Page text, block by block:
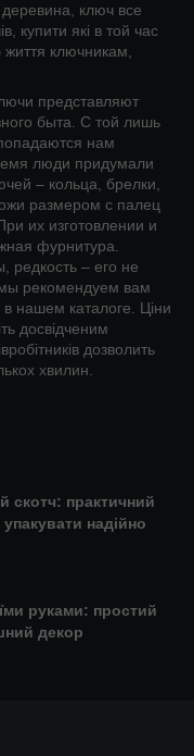
деревина, ключ все
купити які в той час
ключникам,
представляют
быта. С той лишь
нам
люди придумали
– кольца, брелки,
размером с палец
их изготовлении и
фурнитура.
редкость – его не
рекомендуем вам
нашем каталоге. Ціни
досвідченим
дозволить
хвилин.
скотч: практичний
надійно
руками: простий
декор